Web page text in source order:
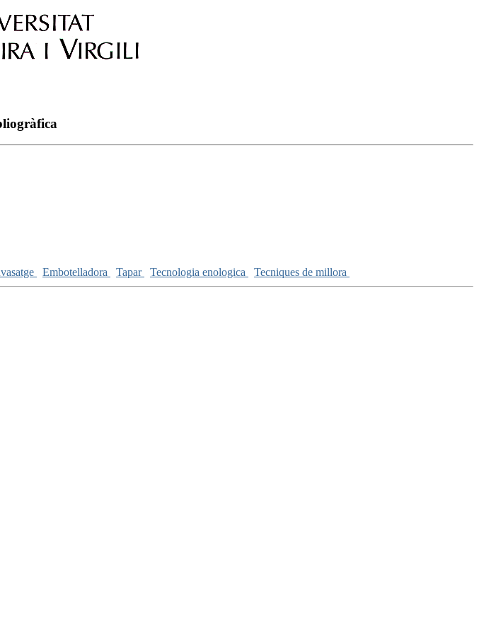
Embotelladora Tapar Tecnologia enologica Tecniques de millora